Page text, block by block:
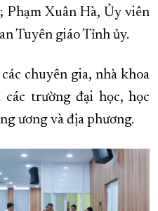
Xuân Hà, Ủy viên
Tuyên giáo Tỉnh ủy.
chuyên gia, nhà khoa
các trường đại học, học
ương và địa phương.